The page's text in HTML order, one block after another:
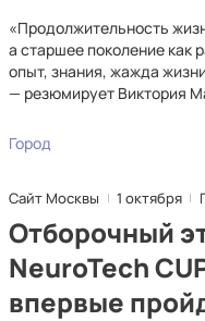
«Продолжительность
а старшее поколение как
опыт, знания, жажда
— резюмирует Виктория
Город
Сайт Москвы 1 октября
Отборочный
NeuroTech
впервые